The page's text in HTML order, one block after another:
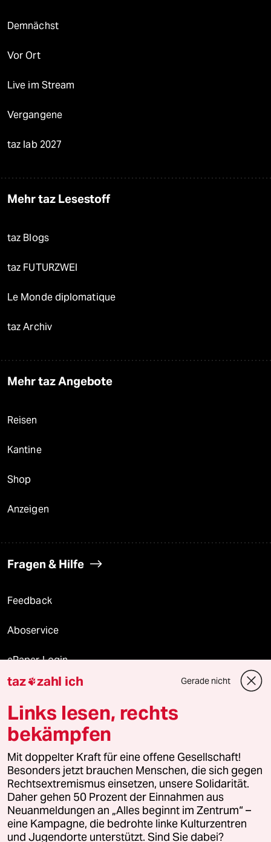
Demnächst
Vor Ort
Live im Stream
Vergangene
taz lab 2027
Mehr taz Lesestoff
taz Blogs
taz FUTURZWEI
Le Monde diplomatique
taz Archiv
Mehr taz Angebote
Reisen
Kantine
Shop
Anzeigen
Fragen & Hilfe
Feedback
Aboservice
ePaper Login
Downloads für Abonnierende
© 2026 taz Verlags und Vertriebs GmbH
Alle Rechte vorbehalten. Bei rechtlichen Fragen oder für Genehmigungen
wenden Sie sich bitte an
lizenzen@taz.de
Feedback Redaktionsstatut Kommune-Richtlinien
Leitlinie Informant Datenschutz Impressum AGB
taz zahl ich Gerade nicht
Links lesen, rechts
bekämpfen
Mit doppelter Kraft für eine offene Gesellschaft!
Besonders jetzt brauchen Menschen, die sich gegen
Rechtsextremismus einsetzen, unsere Solidarität.
Daher gehen 50 Prozent der Einnahmen aus
Neuanmeldungen an „Alles beginnt im Zentrum“ –
eine Kampagne, die bedrohte linke Kulturzentren
und Jugendorte unterstützt. Sind Sie dabei?